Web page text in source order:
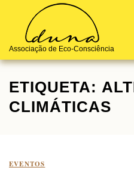
Associação de Eco-Consciência
Notícias Terra de Origem
ETIQUETA:
CLIMÁTICAS
EVENTOS